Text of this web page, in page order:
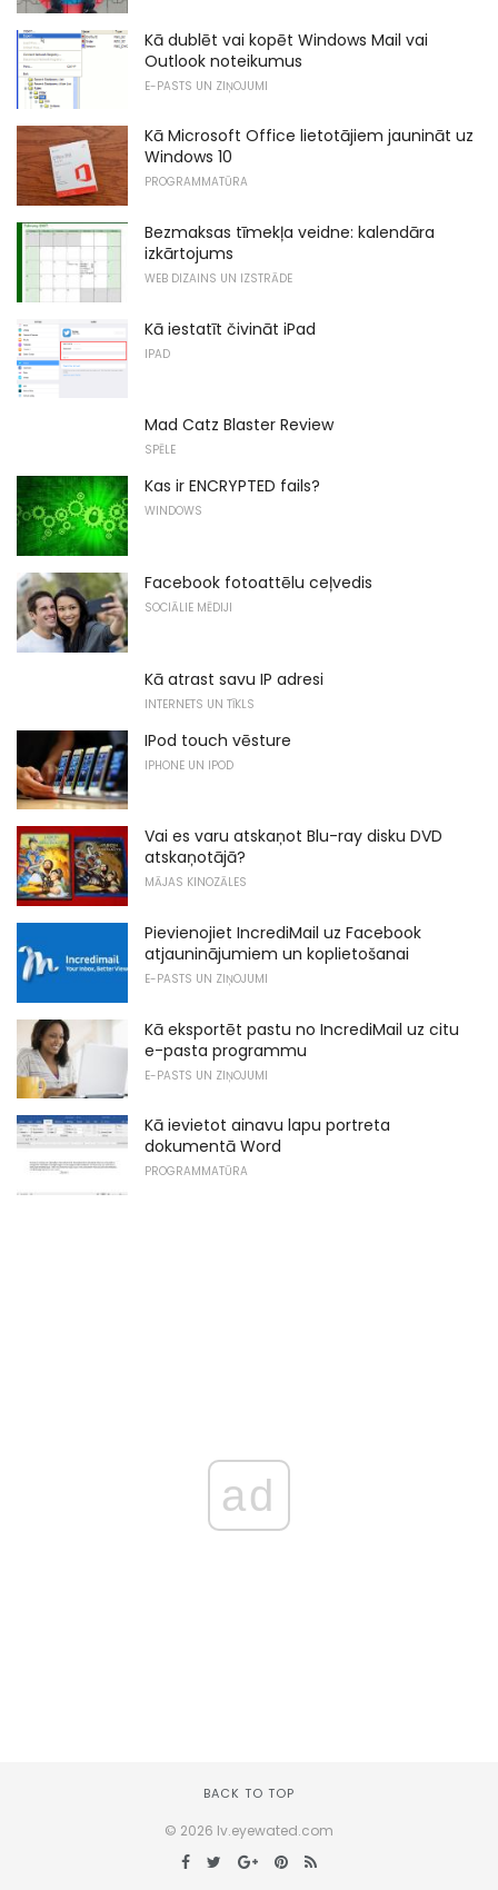
Kā dublēt vai kopēt Windows Mail vai
Outlook noteikumus
E-PASTS UN ZIŅOJUMI
Kā Microsoft Office lietotājiem jaunināt uz
Windows 10
PROGRAMMATŪRA
Bezmaksas tīmekļa veidne: kalendāra
izkārtojums
WEB DIZAINS UN IZSTRĀDE
Kā iestatīt čivināt iPad
IPAD
Mad Catz Blaster Review
SPĒLE
Kas ir ENCRYPTED fails?
WINDOWS
Facebook fotoattēlu ceļvedis
SOCIĀLIE MĒDIJI
Kā atrast savu IP adresi
INTERNETS UN TĪKLS
IPod touch vēsture
IPHONE UN IPOD
Vai es varu atskaņot Blu-ray disku DVD
atskaņotājā?
MĀJAS KINOZĀLES
Pievienojiet IncrediMail uz Facebook
atjauninājumiem un koplietošanai
E-PASTS UN ZIŅOJUMI
Kā eksportēt pastu no IncrediMail uz citu
e-pasta programmu
E-PASTS UN ZIŅOJUMI
Kā ievietot ainavu lapu portreta
dokumentā Word
PROGRAMMATŪRA
ad
BACK TO TOP
© 2026 lv.eyewated.com